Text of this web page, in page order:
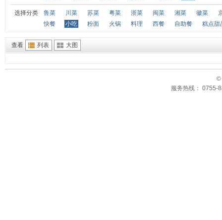
选择分类 鲁菜 川菜 苏菜 粤菜 浙菜 闽菜 湘菜 徽菜
快餐
小吃 粉面 火锅 料理 西餐 自助餐 糕点甜
查看 列表 大图
©
服务热线： 0755-